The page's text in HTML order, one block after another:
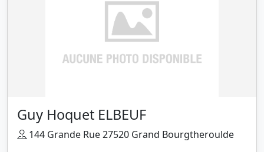
Guy Hoquet ELBEUF
144 Grande Rue 27520 Grand Bourgtheroulde